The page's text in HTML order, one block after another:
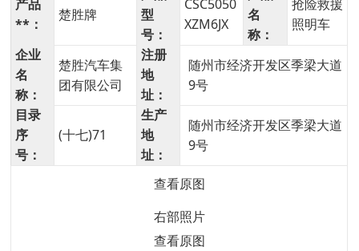
产品
**：
楚胜牌
型
号：
CSC5050
XZM6JX
名
称：
抢险救援
照明车
企业
名
称：
楚胜汽车集
团有限公司
注册
地
址：
随州市经济开发区季梁大道
9号
目录
序
号：
(十七)71
生产
地
址：
随州市经济开发区季梁大道
9号
查看原图
右部照片
查看原图